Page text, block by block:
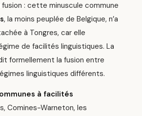
fusion : cette minuscule commune
, la moins peuplée de Belgique, n’a
à Tongres, car elle
de facilités linguistiques. La
formellement la fusion entre
linguistiques différents.
à facilités
Comines-Warneton, les